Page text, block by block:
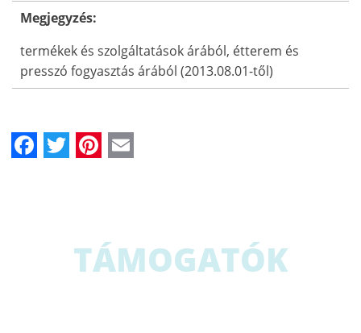
Megjegyzés:
termékek és szolgáltatások árából, étterem és
presszó fogyasztás árából (2013.08.01-től)
Facebook
TwitterPinterest
TÁMOGATÓK